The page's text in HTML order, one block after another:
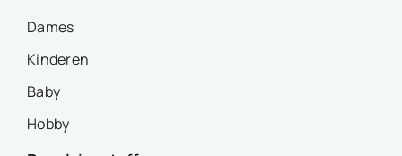
Dames
Kinderen
Baby
Hobby